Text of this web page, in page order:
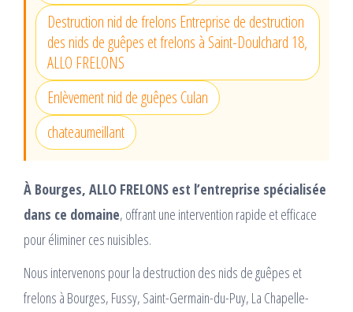
Destruction nid de frelons Entreprise de destruction
des nids de guêpes et frelons à Saint-Doulchard 18,
ALLO FRELONS
Enlèvement nid de guêpes Culan
chateaumeillant
À Bourges, ALLO FRELONS est l’entreprise spécialisée
dans ce domaine, offrant une intervention rapide et efficace
pour éliminer ces nuisibles.
Nous intervenons pour la destruction des nids de guêpes et
frelons à Bourges, Fussy, Saint-Germain-du-Puy, La Chapelle-